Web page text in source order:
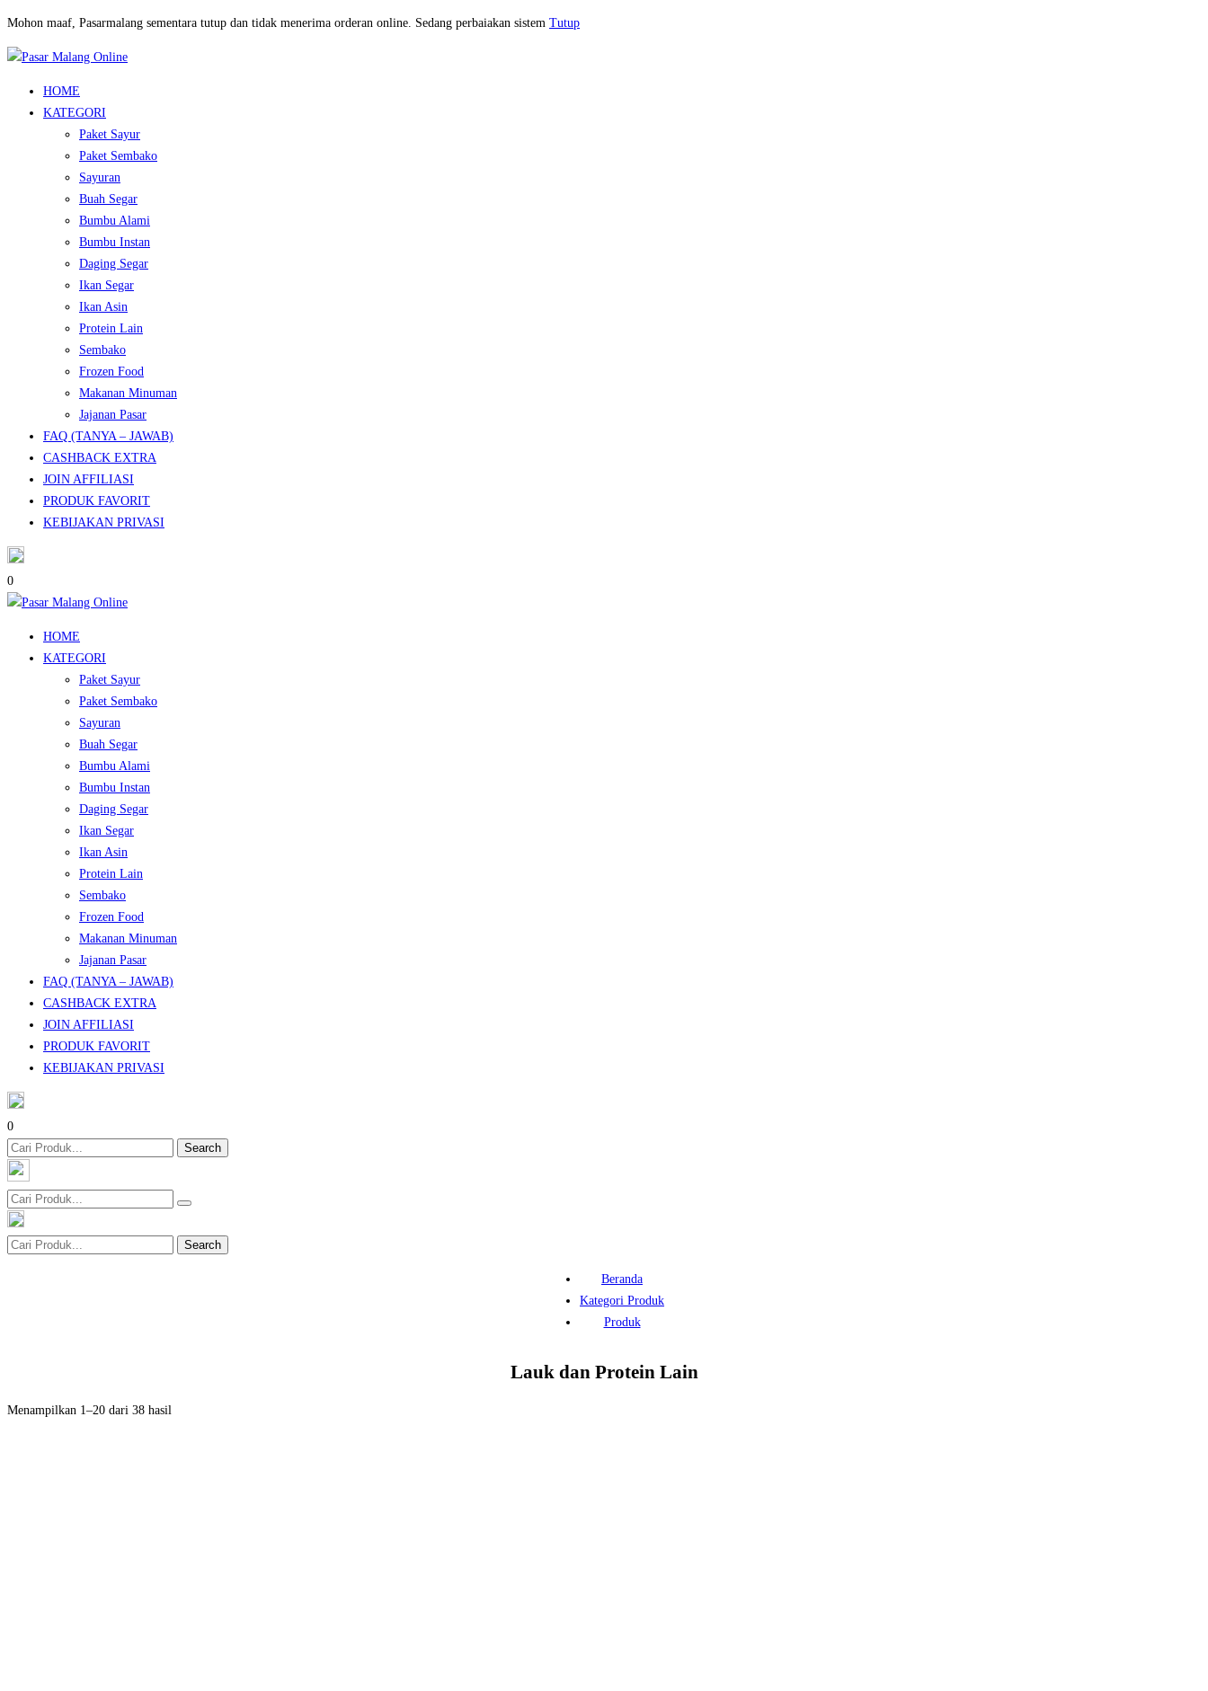
Mohon maaf, Pasarmalang sementara tutup dan tidak menerima orderan online. Sedang perbaiakan sistem Tutup
HOME
KATEGORI
Paket Sayur
Paket Sembako
Sayuran
Buah Segar
Bumbu Alami
Bumbu Instan
Daging Segar
Ikan Segar
Ikan Asin
Protein Lain
Sembako
Frozen Food
Makanan Minuman
Jajanan Pasar
FAQ (TANYA – JAWAB)
CASHBACK EXTRA
JOIN AFFILIASI
PRODUK FAVORIT
KEBIJAKAN PRIVASI
0
HOME
KATEGORI
Paket Sayur
Paket Sembako
Sayuran
Buah Segar
Bumbu Alami
Bumbu Instan
Daging Segar
Ikan Segar
Ikan Asin
Protein Lain
Sembako
Frozen Food
Makanan Minuman
Jajanan Pasar
FAQ (TANYA – JAWAB)
CASHBACK EXTRA
JOIN AFFILIASI
PRODUK FAVORIT
KEBIJAKAN PRIVASI
0
Search
Search
Beranda
Kategori Produk
Produk
Lauk dan Protein Lain
Menampilkan 1–20 dari 38 hasil